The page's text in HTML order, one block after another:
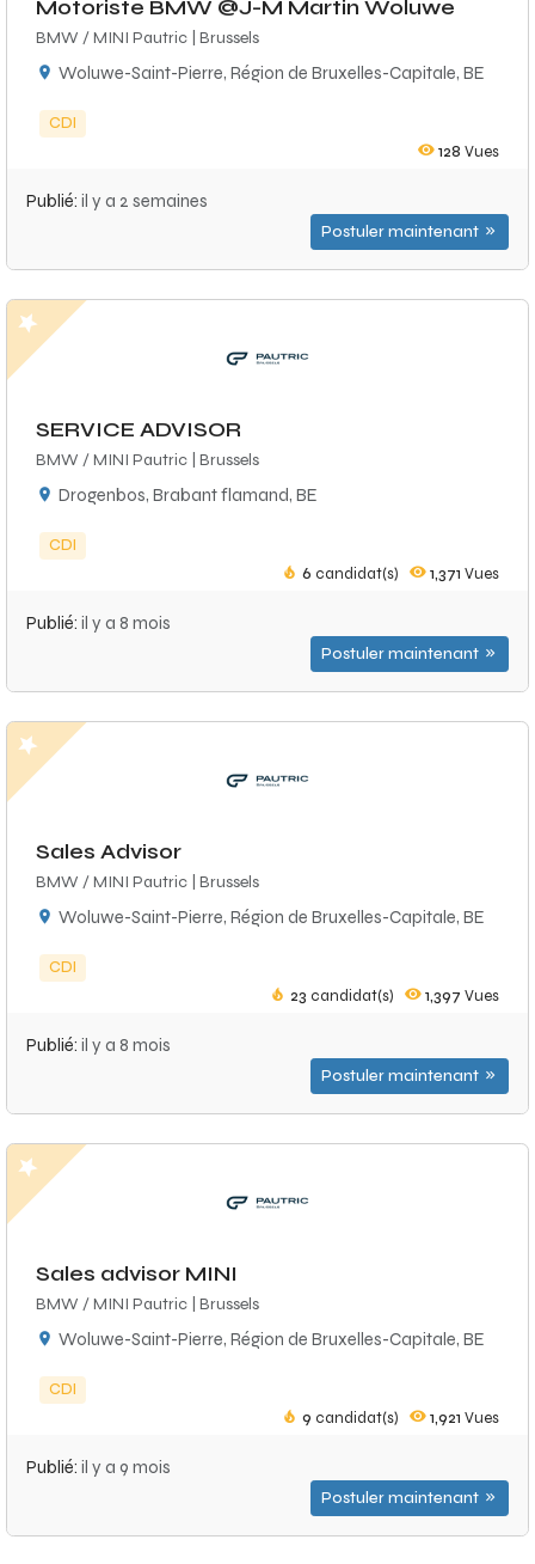
Motoriste BMW @J-M Martin Woluwe
BMW / MINI Pautric | Brussels
Woluwe-Saint-Pierre, Région de Bruxelles-Capitale, BE
CDI
128 Vues
Publié: il y a 2 semaines
Postuler maintenant
SERVICE ADVISOR
BMW / MINI Pautric | Brussels
Drogenbos, Brabant flamand, BE
CDI
6 candidat(s) 1,371 Vues
Publié: il y a 8 mois
Postuler maintenant
Sales Advisor
BMW / MINI Pautric | Brussels
Woluwe-Saint-Pierre, Région de Bruxelles-Capitale, BE
CDI
23 candidat(s) 1,397 Vues
Publié: il y a 8 mois
Postuler maintenant
Sales advisor MINI
BMW / MINI Pautric | Brussels
Woluwe-Saint-Pierre, Région de Bruxelles-Capitale, BE
CDI
9 candidat(s) 1,921 Vues
Publié: il y a 9 mois
Postuler maintenant